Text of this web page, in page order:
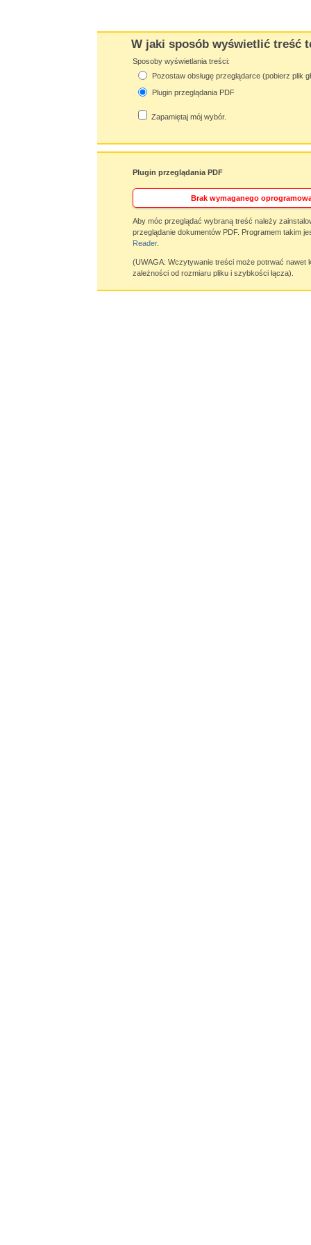
W jaki sposób wyświetlić treść
Sposoby wyświetlania treści:
Pozostaw obsługę przeglądarce (pobierz plik
Plugin przeglądania PDF
Zapamiętaj mój wybór.
Plugin przeglądania PDF
Brak wymaganego
Aby móc przeglądać wybraną treść należy
przeglądanie dokumentów PDF. Programem takim
Reader.
(UWAGA: Wczytywanie treści może potrwać nawet
zależności od rozmiaru pliku i szybkości łącza).